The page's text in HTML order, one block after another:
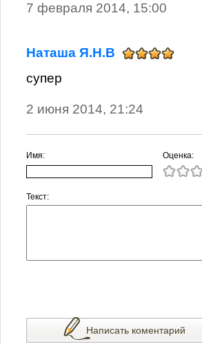
7 февраля 2014, 15:00
Наташа Я.Н.В
супер
2 июня 2014, 21:24
Имя: Оценка:
Текст:
Написать коментарий